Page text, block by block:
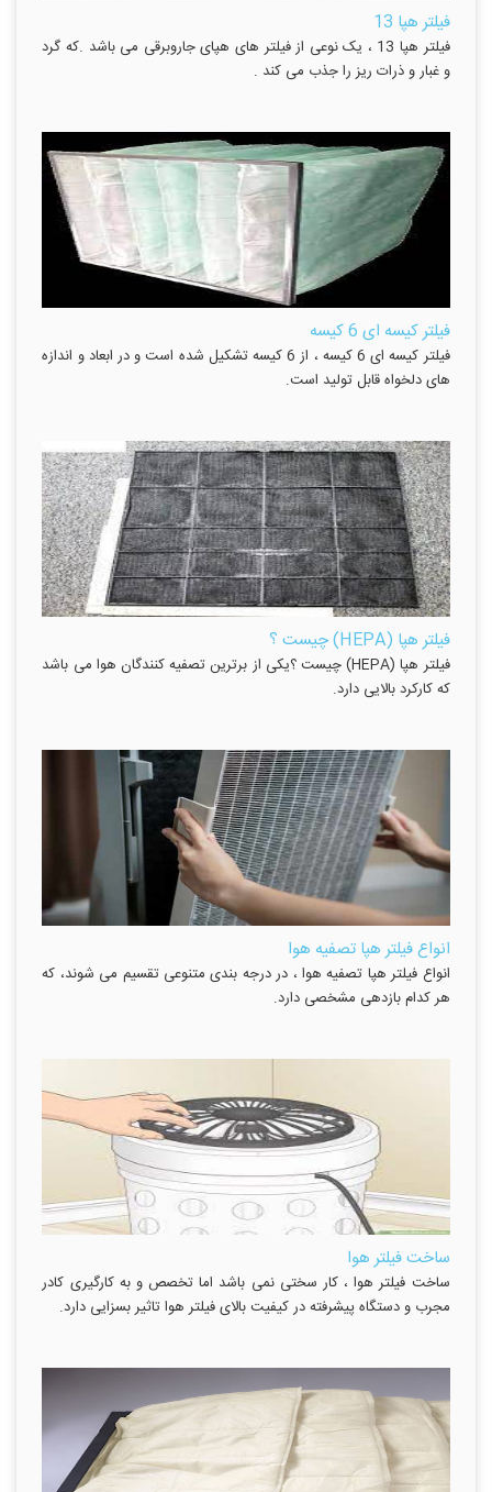
فیلتر هپا 13
فیلتر هپا 13 ، یک نوعی از فیلتر های هپای جاروبرقی می باشد .که گرد
و غبار و ذرات ریز را جذب می کند .
فیلتر کیسه ای 6 کیسه
فیلتر کیسه ای 6 کیسه ، از 6 کیسه تشکیل شده است و در ابعاد و اندازه
های دلخواه قابل تولید است.
فیلتر هپا (HEPA) چیست ؟
فیلتر هپا (HEPA) چیست ؟یکی از برترین تصفیه کنندگان هوا می باشد
که کارکرد بالایی دارد.
انواع فیلتر هپا تصفیه هوا
انواع فیلتر هپا تصفیه هوا ، در درجه بندی متنوعی تقسیم می شوند، که
هر کدام بازدهی مشخصی دارد.
ساخت فیلتر هوا
ساخت فیلتر هوا ، کار سختی نمی باشد اما تخصص و به کارگیری کادر
مجرب و دستگاه پیشرفته در کیفیت بالای فیلتر هوا تاثیر بسزایی دارد.